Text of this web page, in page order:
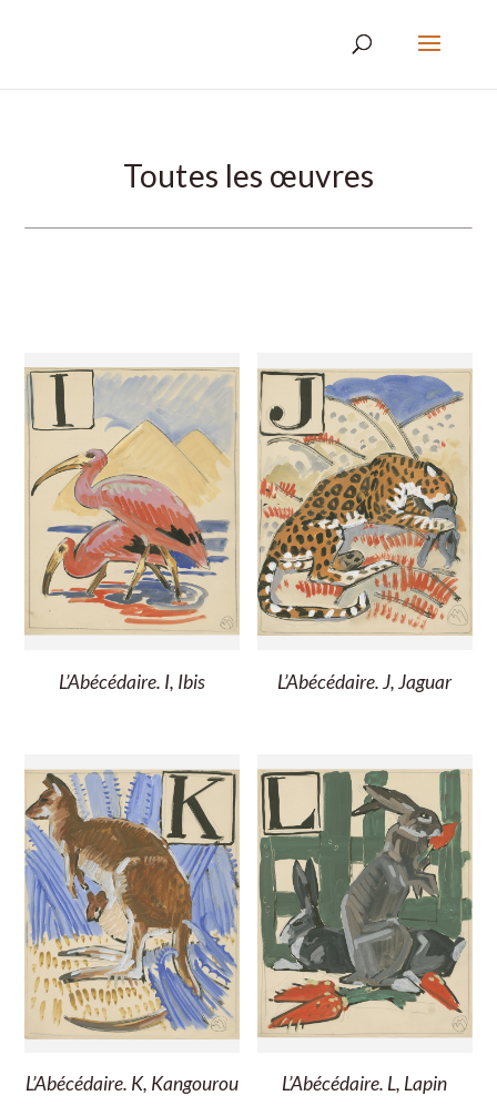
Toutes les œuvres
L’Abécédaire. I, Ibis L’Abécédaire. J, Jaguar
L’Abécédaire. K, Kangourou L’Abécédaire. L, Lapin